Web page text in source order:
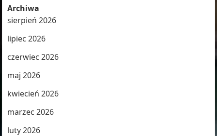
Archiwa
sierpień 2026
lipiec 2026
czerwiec 2026
maj 2026
kwiecień 2026
marzec 2026
luty 2026